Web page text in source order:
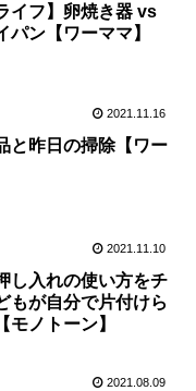
イフ】卵焼き器 vs
パン【ワーママ】
2021.11.16
と昨日の掃除【ワー
2021.11.10
し入れの使い方をチ
もが自分で片付けら
モノトーン】
2021.08.09